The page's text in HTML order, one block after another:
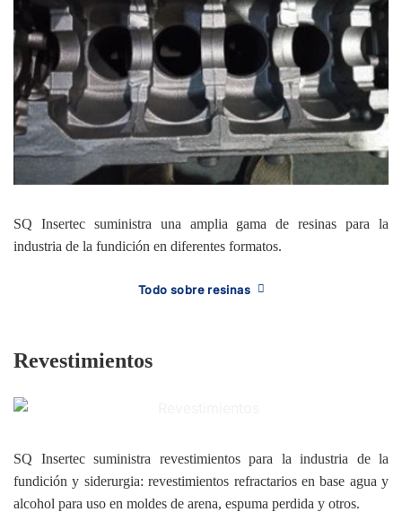
SQ Insertec suministra una amplia gama de resinas para la
industria de la fundición en diferentes formatos.
Todo sobre resinas
Revestimientos
SQ Insertec suministra revestimientos para la industria de la
fundición y siderurgia: revestimientos refractarios en base agua y
alcohol para uso en moldes de arena, espuma perdida y otros.